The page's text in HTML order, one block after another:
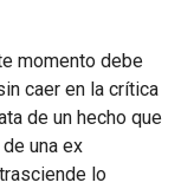
momento debe
caer en la crítica
de un hecho que
una ex
lo